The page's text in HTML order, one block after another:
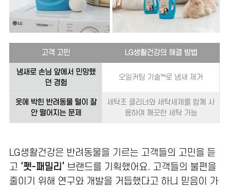
고객 고민 LG생활건강의 해결 방법
냄새로 손님 앞에서 민망했
던 경험
오일커팅 기술™로 냄새 제거
옷에 박힌 반려동물 털이 잘
안 떨어지는 문제
세탁조 클리너와 세탁세제를 함께 사
용하여 깨끗한 세탁 가능
LG생활건강은 반려동물을 기르는 고객들의 고민을 듣
고 ‘펫-패밀리’ 브랜드를 기획했어요. 고객들의 불편을
줄이기 위해 연구와 개발을 거듭했다고 하니 믿음이 가